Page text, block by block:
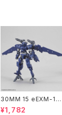
30MM 15 eEXM-17
アルト(空中戦仕様)ネイ
¥1,782